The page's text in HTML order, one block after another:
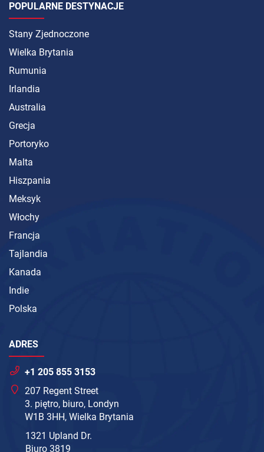
POPULARNE DESTYNACJE
Stany Zjednoczone
Wielka Brytania
Rumunia
Irlandia
Australia
Grecja
Portoryko
Malta
Hiszpania
Meksyk
Włochy
Francja
Tajlandia
Kanada
Indie
Polska
ADRES
+1 205 855 3153
207 Regent Street
3. piętro, biuro, Londyn
W1B 3HH, Wielka Brytania
1321 Upland Dr.
Biuro 3819